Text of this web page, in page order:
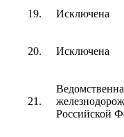
19. Исключена
20. Исключена
21.
Российской